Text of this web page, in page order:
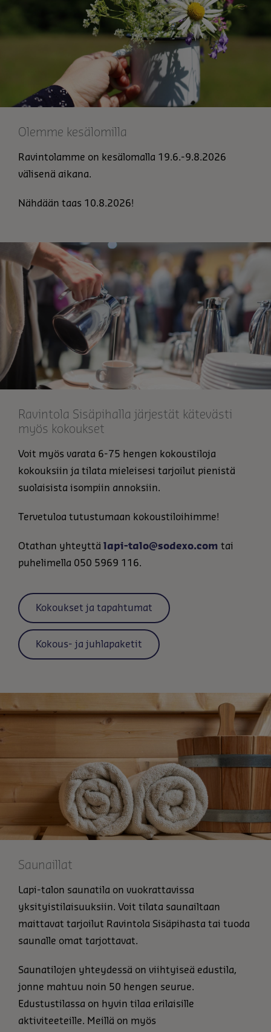
Olemme kesälomilla
Ravintolamme on kesälomalla 19.6.-9.8.2026
välisenä aikana.
Nähdään taas 10.8.2026!
Ravintola Sisäpihalla järjestät kätevästi
myös kokoukset
Voit myös varata 6-75 hengen kokoustiloja
kokouksiin ja tilata mieleisesi tarjoilut pienistä
suolaisista isompiin annoksiin.
Tervetuloa tutustumaan kokoustiloihimme!
Otathan yhteyttä lapi-talo@sodexo.com tai
puhelimella 050 5969 116.
Kokoukset ja tapahtumat
Kokous- ja juhlapaketit
Saunaillat
Lapi-talon saunatila on vuokrattavissa
yksityistilaisuuksiin. Voit tilata saunailtaan
maittavat tarjoilut Ravintola Sisäpihasta tai tuoda
saunalle omat tarjottavat.
Saunatilojen yhteydessä on viihtyiseä edustila,
jonne mahtuu noin 50 hengen seurue.
Edustustilassa on hyvin tilaa erilaisille
aktiviteeteille. Meillä on myös